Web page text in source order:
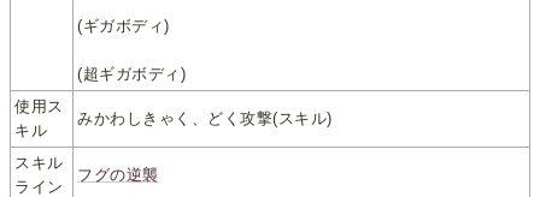
(ギガボディ)
(超ギガボディ)
使用ス
キル
みかわしきゃく、どく攻撃(スキル)
スキル
ライン
フグの逆襲